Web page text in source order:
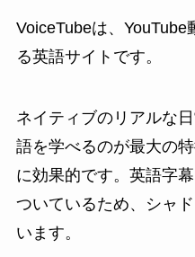
VoiceTubeは、YouTube
る英語サイトです。
ネイティブのリアルな
語を学べるのが最大の
に効果的です。英語字
ついているため、シャ
います。